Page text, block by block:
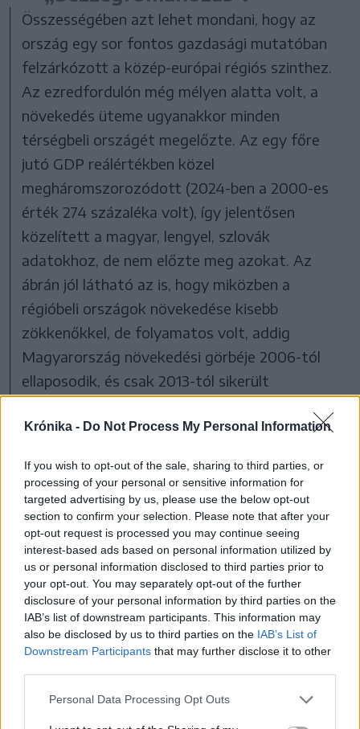
Krónika - Do Not Process My Personal Information
If you wish to opt-out of the sale, sharing to third parties, or
processing of your personal or sensitive information for
targeted advertising by us, please use the below opt-out
section to confirm your selection. Please note that after your
opt-out request is processed you may continue seeing
interest-based ads based on personal information utilized by
us or personal information disclosed to third parties prior to
your opt-out. You may separately opt-out of the further
disclosure of your personal information by third parties on the
IAB’s list of downstream participants. This information may
also be disclosed by us to third parties on the IAB’s List of
Downstream Participants that may further disclose it to other
Personal Data Processing Opt Outs
Összességében azt lehet mondani, hogy az
ország egy sor fontos gazdasági mutatóban
felzárkózott a közép-európai régiós szinthez.
Az ezredfordulón még mélyen alatta volt, a
növekedés üteme ugyanakkor minden
térségbeli országét megelőzte. Az egy főre
jutó GDP reálértékben közel
megháromszorozódott (2024-ben a 2000-es
érték 274 százaléka volt), így jelentősen
közelített a magyar, lengyel, szlovák
adatokhoz, de nem előzte meg azokat. Az
ábrán jól látható az is, hogy miközben a
régióbeli országok növekedése kisebb
zökkenőkkel, de folyamatos volt, addig
Magyarország növekedési görbéje 2006-tól
ellaposodik, és csak 2013-tól sikerült
FOTÓ: FORRÁS: EUROSTAT, A SZERZŐ SZERKESZTÉSE